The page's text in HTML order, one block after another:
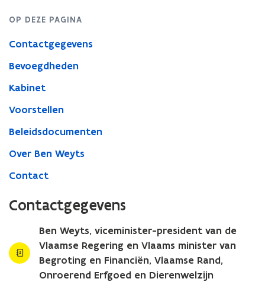
OP DEZE PAGINA
Contactgegevens
Bevoegdheden
Kabinet
Voorstellen
Beleidsdocumenten
Over Ben Weyts
Contact
Contactgegevens
Ben Weyts, viceminister-president van de
Vlaamse Regering en Vlaams minister van
Begroting en Financiën, Vlaamse Rand,
Onroerend Erfgoed en Dierenwelzijn